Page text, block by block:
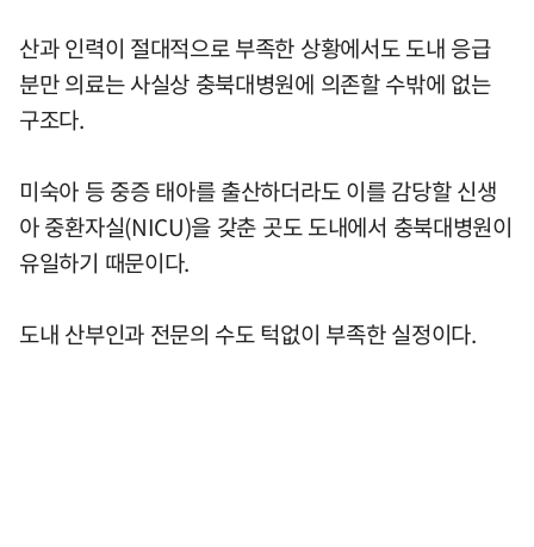
산과 인력이 절대적으로 부족한 상황에서도 도내 응급
분만 의료는 사실상 충북대병원에 의존할 수밖에 없는
구조다.
미숙아 등 중증 태아를 출산하더라도 이를 감당할 신생
아 중환자실(NICU)을 갖춘 곳도 도내에서 충북대병원이
유일하기 때문이다.
도내 산부인과 전문의 수도 턱없이 부족한 실정이다.